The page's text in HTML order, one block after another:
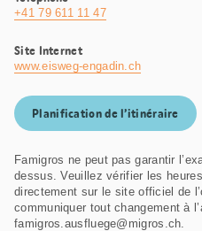
+41 79 611 11 47
Site Internet
www.eisweg-engadin.ch
Planification de l’itinéraire
Famigros ne peut pas garantir
dessus. Veuillez vérifier les
directement sur le site officiel de
communiquer tout changement à
famigros.ausfluege@migros.ch.